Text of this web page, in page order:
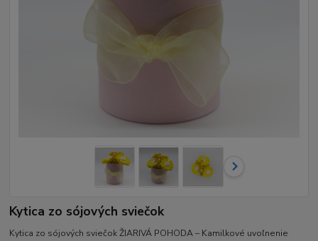
Kytica zo sójových sviečok
Kytica zo sójových sviečok ŽIARIVÁ POHODA – Kamilkové uvoľnenie